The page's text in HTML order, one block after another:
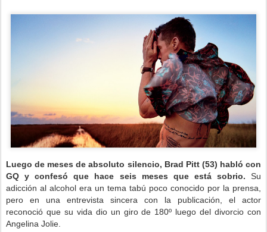
Luego de meses de absoluto silencio, Brad Pitt (53) habló con
GQ y confesó que hace seis meses que está sobrio. Su
adicción al alcohol era un tema tabú poco conocido por la prensa,
pero en una entrevista sincera con la publicación, el actor
reconoció que su vida dio un giro de 180º luego del divorcio con
Angelina Jolie.